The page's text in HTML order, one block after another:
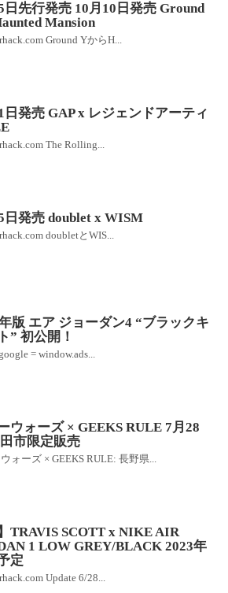
日先行発売 10月10日発売 Ground
Mansion
Ground YからH...
日発売 GAP x レジェンドアーティ
The Rolling...
日発売 doublet x WISM
doubletとWIS...
版 エア ジョーダン4 “ブラックキ
” 初公開！
= window.ads...
ウォーズ × GEEKS RULE 7月28
市限定販売
ォーズ × GEEKS RULE: 長野県...
】TRAVIS SCOTT x NIKE AIR
1 LOW GREY/BLACK 2023年
定
Update 6/28...